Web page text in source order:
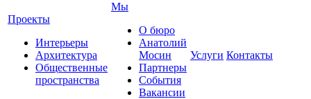
Проекты
Интерьеры
Архитектура
Общественные
пространства
Мы
О бюро
Анатолий
Мосин
Партнеры
События
Вакансии
Услуги Контакты